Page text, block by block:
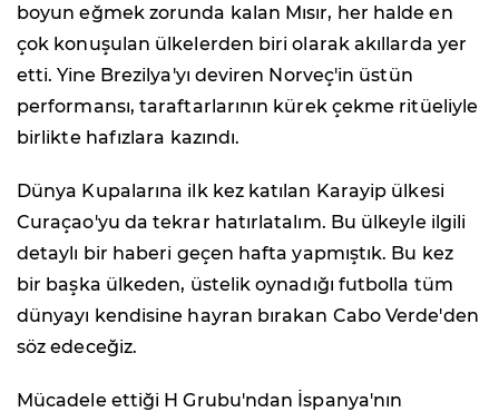
boyun eğmek zorunda kalan Mısır, her halde en
çok konuşulan ülkelerden biri olarak akıllarda yer
etti. Yine Brezilya'yı deviren Norveç'in üstün
performansı, taraftarlarının kürek çekme ritüeliyle
birlikte hafızlara kazındı.
Dünya Kupalarına ilk kez katılan Karayip ülkesi
Curaçao'yu da tekrar hatırlatalım. Bu ülkeyle ilgili
detaylı bir haberi geçen hafta yapmıştık. Bu kez
bir başka ülkeden, üstelik oynadığı futbolla tüm
dünyayı kendisine hayran bırakan Cabo Verde'den
söz edeceğiz.
Mücadele ettiği H Grubu'ndan İspanya'nın